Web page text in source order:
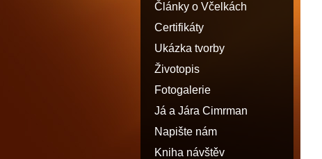
Články o Včelkách
Certifikáty
Ukázka tvorby
Životopis
Fotogalerie
Já a Jára Cimrman
Napište nám
Kniha návštěv